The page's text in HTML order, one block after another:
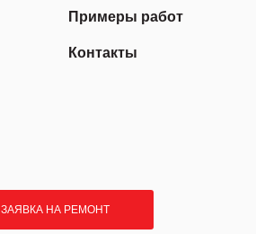
Примеры работ
Контакты
ЗАЯВКА НА РЕМОНТ